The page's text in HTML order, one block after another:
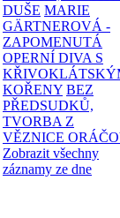
DUŠE MARIE
GÄRTNEROVÁ -
ZAPOMENUTÁ
OPERNÍ DIVA S
KOŘENY BEZ
PŘEDSUDKŮ,
TVORBA Z
VĚZNICE
Zobrazit všechny
záznamy ze dne